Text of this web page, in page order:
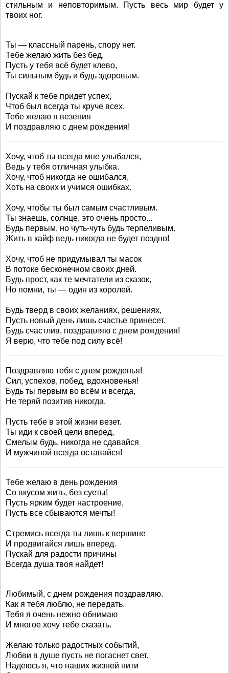
стильным и неповторимым. Пусть весь мир будет у
твоих ног.
Ты — классный парень, спору нет.
Тебе желаю жить без бед.
Пусть у тебя всё будет клево,
Ты сильным будь и будь здоровым.
Пускай к тебе придет успех,
Чтоб был всегда ты круче всех.
Тебе желаю я везения
И поздравляю с днем рождения!
Хочу, чтоб ты всегда мне улыбался,
Ведь у тебя отличная улыбка.
Хочу, чтоб никогда не ошибался,
Хоть на своих и учимся ошибках.
Хочу, чтобы ты был самым счастливым.
Ты знаешь, солнце, это очень просто...
Будь первым, но чуть-чуть будь терпеливым.
Жить в кайф ведь никогда не будет поздно!
Хочу, чтоб не придумывал ты масок
В потоке бесконечном своих дней.
Будь прост, как те мечтатели из сказок,
Но помни, ты — один из королей.
Будь тверд в своих желаниях, решениях,
Пусть новый день лишь счастье принесет.
Будь счастлив, поздравляю с днем рождения!
Я верю, что тебе под силу всё!
Поздравляю тебя с днем рожденья!
Сил, успехов, побед, вдохновенья!
Будь ты первым во всём и всегда,
Не теряй позитив никогда.
Пусть тебе в этой жизни везет.
Ты иди к своей цели вперед,
Смелым будь, никогда не сдавайся
И мужчиной всегда оставайся!
Тебе желаю в день рождения
Со вкусом жить, без суеты!
Пусть ярким будет настроение,
Пусть все сбываются мечты!
Стремись всегда ты лишь к вершине
И продвигайся лишь вперед.
Пускай для радости причины
Всегда душа твоя найдет!
Любимый, с днем рождения поздравляю.
Как я тебя люблю, не передать.
Тебя я очень нежно обнимаю
И многое хочу тебе сказать.
Желаю только радостных событий,
Любви в душе пусть не погаснет свет.
Надеюсь я, что наших жизней нити